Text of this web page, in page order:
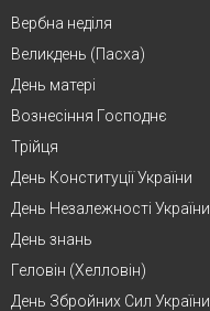
Вербна неділя
Великдень (Пасха)
День матері
Вознесіння Господнє
Трійця
День Конституції України
День Незалежності України
День знань
Геловін (Хелловін)
День Збройних Сил України